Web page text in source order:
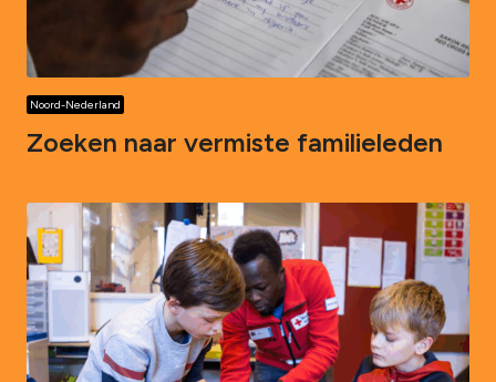
Noord-Nederland
Zoeken naar vermiste familieleden